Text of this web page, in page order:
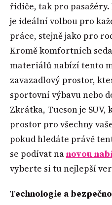
řidiče, tak pro
je ideální volbou pro
práce, stejně jako pro
Kromě komfortních
materiálů nabízí tento
zavazadlový prostor,
sportovní výbavu nebo
Zkrátka, Tucson je
prostor pro všechny
pokud hledáte právě
se podívat nanovou
vyberte si tu nejlepší
Technologie a